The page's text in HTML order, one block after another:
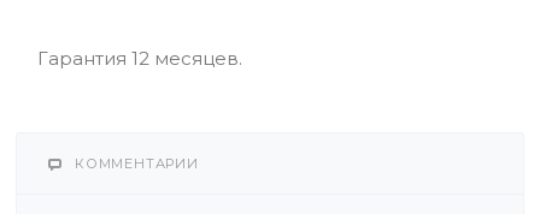
Гарантия 12 месяцев.
КОММЕНТАРИИ